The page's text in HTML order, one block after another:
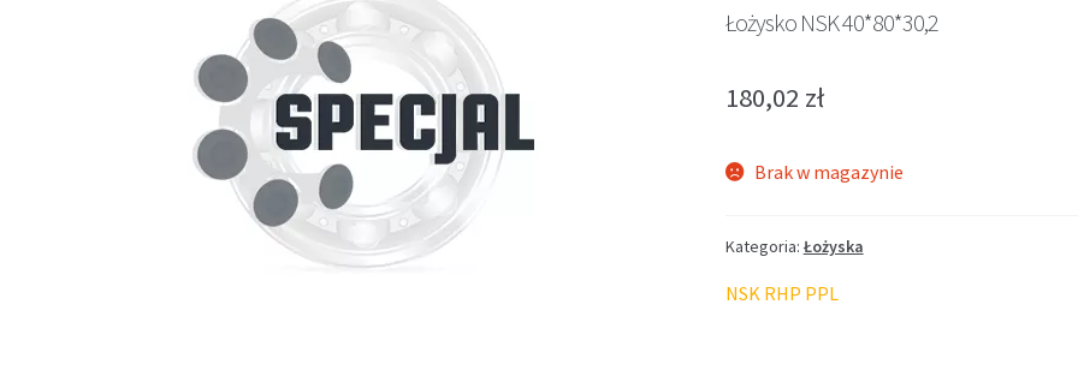
Łożysko NSK 40*80*30,2
180,02 zł
Brak w magazynie
Kategoria: Łożyska
NSK RHP PPL